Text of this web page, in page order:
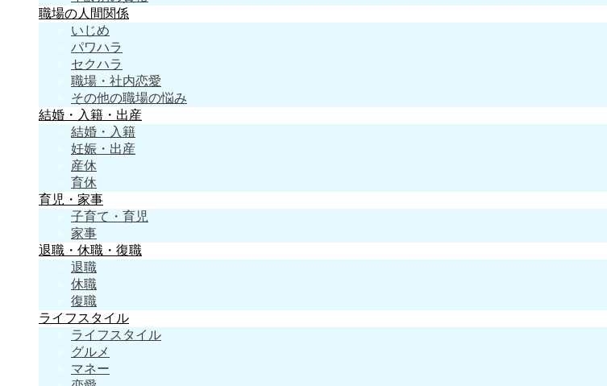
職場の人間関係
いじめ
パワハラ
セクハラ
職場・社内恋愛
その他の職場の悩み
結婚・入籍・出産
結婚・入籍
妊娠・出産
産休
育休
育児・家事
子育て・育児
家事
退職・休職・復職
退職
休職
復職
ライフスタイル
ライフスタイル
グルメ
マネー